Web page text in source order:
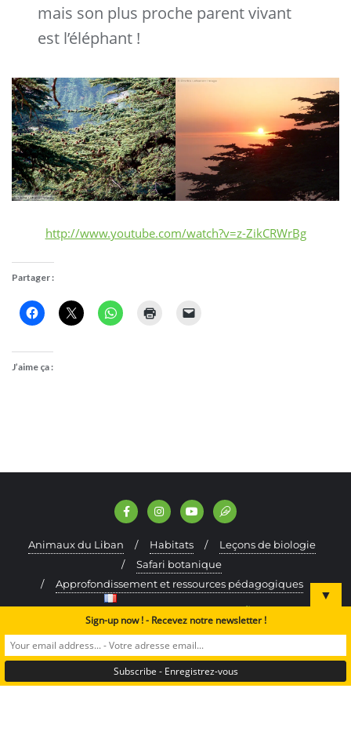
mais son plus proche parent vivant
est l’éléphant !
http://www.youtube.com/watch?v=z-ZikCRWrBg
Partager :
J’aime ça :
Animaux du Liban Habitats
Leçons de biologie
Safari botanique
Approfondissement et ressources pédagogiques
Copyright ©2024 A Rocha Lebanon. All rights reserved.
▼
Sign-up now ! - Recevez notre newsletter !